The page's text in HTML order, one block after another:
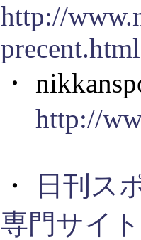
http://
precent.html
・
http://
・
日刊ス
専門サイト